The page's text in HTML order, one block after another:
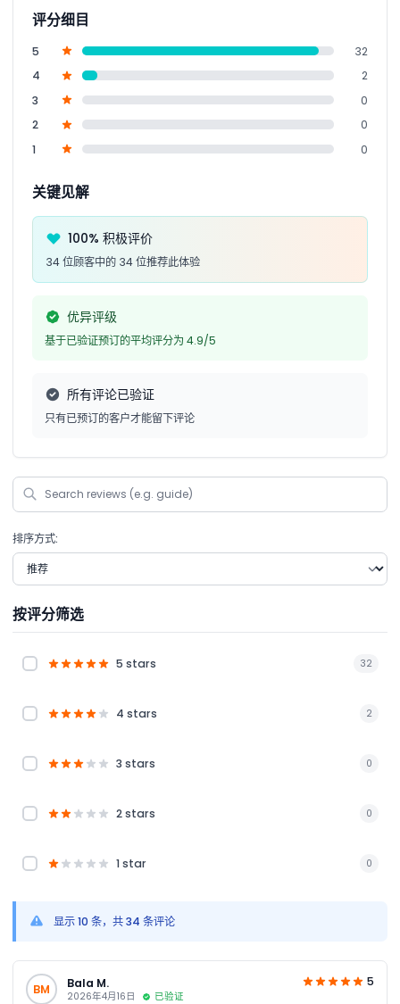
评分细目
5
32
4
2
3
0
2
0
1
0
关键见解
100% 积极评价
34 位顾客中的 34 位推荐此体验
优异评级
基于已验证预订的平均评分为 4.9/5
所有评论已验证
只有已预订的客户才能留下评论
排序方式:
按评分筛选
5 stars 32
4 stars 2
3 stars 0
2 stars 0
1 star 0
显示 10 条，共 34 条评论
BM Bala M.
2026年4月16日 已验证
5